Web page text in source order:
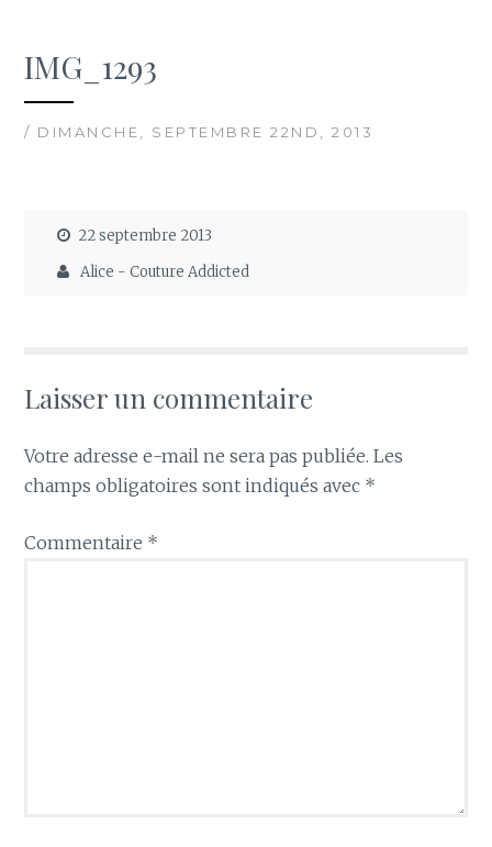
IMG_1293
/ DIMANCHE, SEPTEMBRE 22ND, 2013
22 septembre 2013
Alice - Couture Addicted
Laisser un commentaire
Votre adresse e-mail ne sera pas publiée. Les
champs obligatoires sont indiqués avec *
Commentaire *